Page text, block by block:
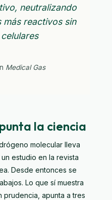
neutralizando
más reactivos sin
Medical Gas
la ciencia
molecular lleva
estudio en la revista
Desde entonces se
Lo que sí muestra
apunta a tres